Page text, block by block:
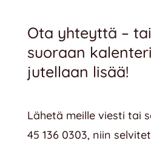
Ota yhteyttä –
suoraan
jutellaan lisää!
Lähetä meille viesti tai
45 136 0303, niin